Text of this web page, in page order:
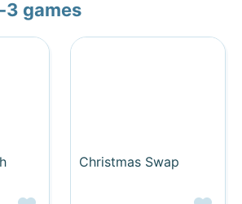
3 games
Christmas Swap